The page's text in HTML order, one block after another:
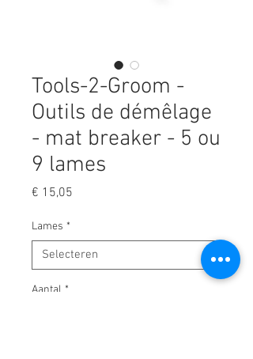
Tools-2-Groom -
Outils de démêlage
- mat breaker - 5 ou
9 lames
€ 15,05
Lames *
Aantal *